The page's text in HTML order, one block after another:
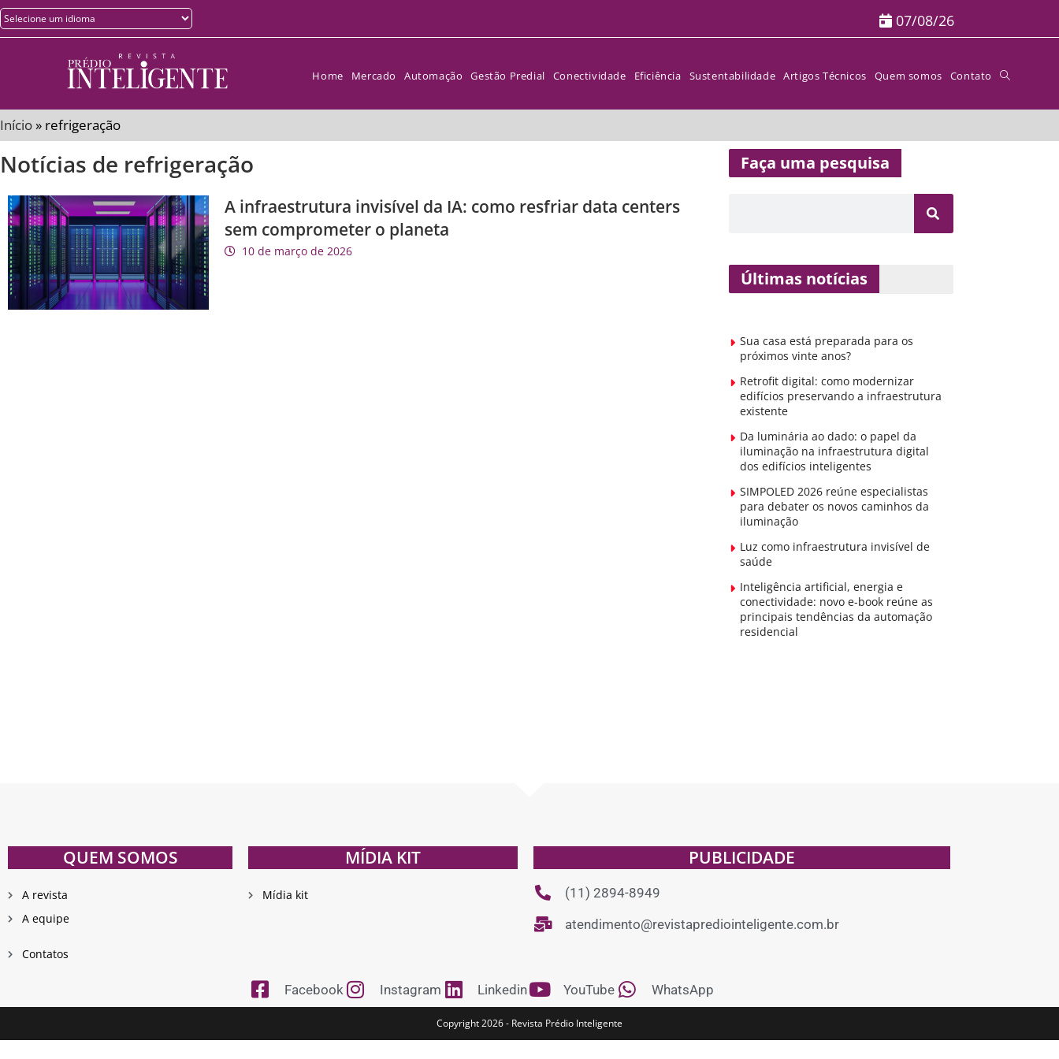
07/08/26
Home Mercado Automação Gestão Predial Conectividade Eficiência Sustentabilidade Artigos Técnicos Quem somos Contato
Início» refrigeração
Notícias de refrigeração
A infraestrutura invisível da IA: como resfriar data centers
sem comprometer o planeta
10 de março de 2026
Faça uma pesquisa
Últimas notícias
Sua casa está preparada para os
próximos vinte anos?
Retrofit digital: como modernizar
edifícios preservando a infraestrutura
existente
Da luminária ao dado: o papel da
iluminação na infraestrutura digital
dos edifícios inteligentes
SIMPOLED 2026 reúne especialistas
para debater os novos caminhos da
iluminação
Luz como infraestrutura invisível de
saúde
Inteligência artificial, energia e
conectividade: novo e-book reúne as
principais tendências da automação
residencial
QUEM SOMOS
A revista
A equipe
Contatos
MÍDIA KIT
Mídia kit
PUBLICIDADE
(11) 2894-8949
atendimento@revistaprediointeligente.com.br
Facebook Instagram Linkedin YouTube WhatsApp
Copyright 2026 - Revista Prédio Inteligente